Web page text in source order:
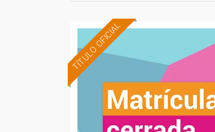
TÍTULO OFICIAL